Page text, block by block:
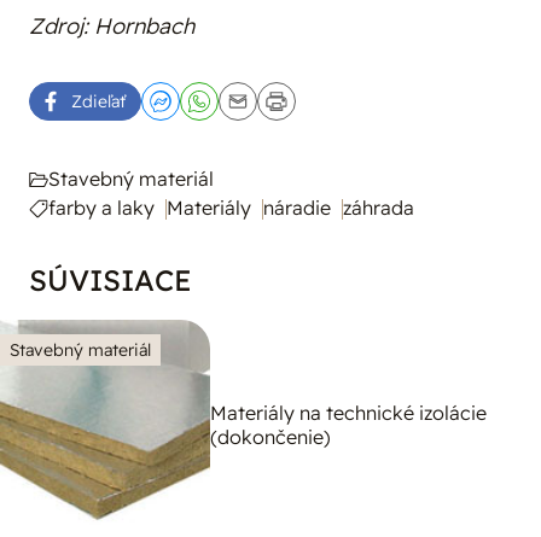
Zdroj: Hornbach
Zdieľať
Stavebný materiál
farby a laky Materiály náradie záhrada
SÚVISIACE
Stavebný materiál
Materiály na technické izolácie
(dokončenie)